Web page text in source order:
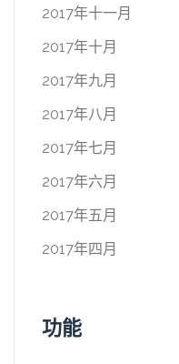
2017年十一月
2017年十月
2017年九月
2017年八月
2017年七月
2017年六月
2017年五月
2017年四月
功能